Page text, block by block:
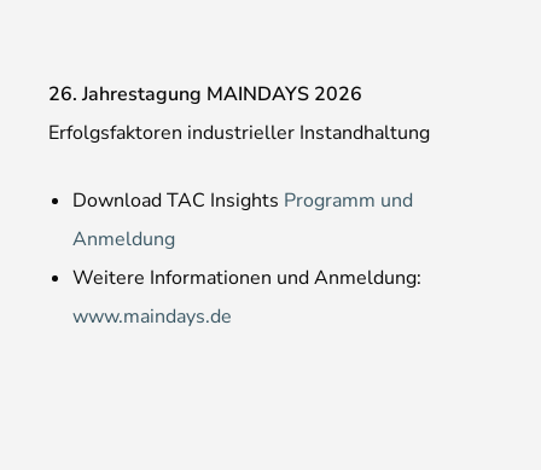
26. Jahrestagung MAINDAYS 2026
Erfolgsfaktoren industrieller Instandhaltung
Download TAC Insights Programm und
Anmeldung
Weitere Informationen und Anmeldung:
www.maindays.de